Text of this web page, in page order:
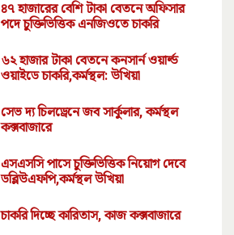
৪৭ হাজারের বেশি টাকা বেতনে অফিসার
পদে চুক্তিভিত্তিক এনজিওতে চাকরি
৬২ হাজার টাকা বেতনে কনসার্ন ওয়ার্ল্ড
ওয়াইডে চাকরি,কর্মস্থল: উখিয়া
সেভ দ্য চিলড্রেনে জব সার্কুলার, কর্মস্থল
কক্সবাজারে
এসএসসি পাসে চুক্তিভিত্তিক নিয়োগ দেবে
ডব্লিউএফপি,কর্মস্থল উখিয়া
চাকরি দিচ্ছে কারিতাস, কাজ কক্সবাজারে